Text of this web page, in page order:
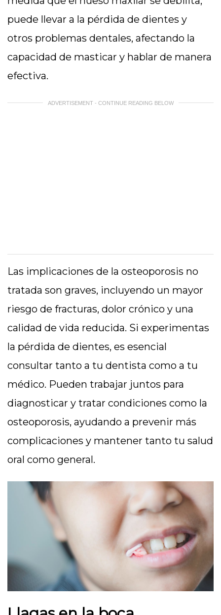
puede llevar a la pérdida de dientes y
otros problemas dentales, afectando la
capacidad de masticar y hablar de manera
efectiva.
ADVERTISEMENT - CONTINUE READING BELOW
Las implicaciones de la osteoporosis no
tratada son graves, incluyendo un mayor
riesgo de fracturas, dolor crónico y una
calidad de vida reducida. Si experimentas
la pérdida de dientes, es esencial
consultar tanto a tu dentista como a tu
médico. Pueden trabajar juntos para
diagnosticar y tratar condiciones como la
osteoporosis, ayudando a prevenir más
complicaciones y mantener tanto tu salud
oral como general.